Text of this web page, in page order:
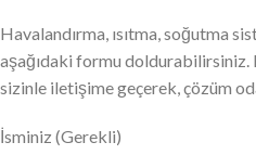
Havalandırma, ısıtma, soğutma
aşağıdaki formu doldurabilirsiniz.
sizinle iletişime geçerek, çözüm
İsminiz (Gerekli)